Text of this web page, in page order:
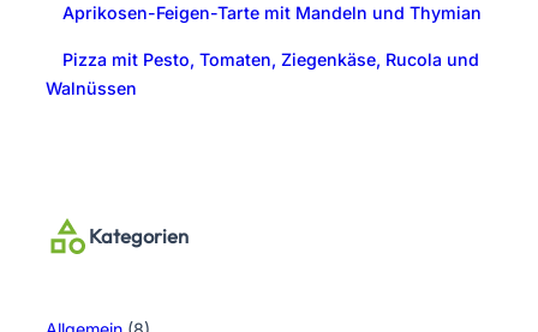
Aprikosen-Feigen-Tarte mit Mandeln und Thymian
Pizza mit Pesto, Tomaten, Ziegenkäse, Rucola und
Walnüssen
Kategorien